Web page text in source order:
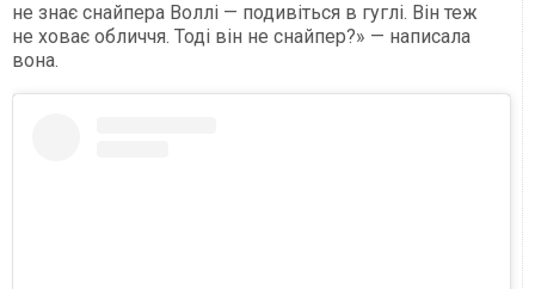
не знає снайпера Воллі — подивіться в гуглі. Він теж
не ховає обличчя. Тоді він не снайпер?» — написала
вона.